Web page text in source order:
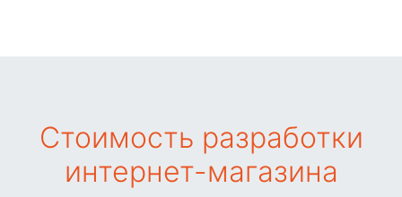
Стоимость разработки
интернет-магазина